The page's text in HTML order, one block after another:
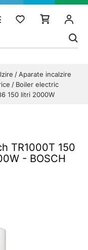
Aparate incalzire
Boiler electric
150 litri 2000W
TR1000T 150
- BOSCH